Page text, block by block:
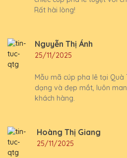
Rất hài lòng!
Nguyễn Thị Ánh
25/11/2025
Mẫu mã cúp pha lê tại Quà
dạng và đẹp mắt, luôn
khách hàng.
Hoàng Thị Giang
25/11/2025